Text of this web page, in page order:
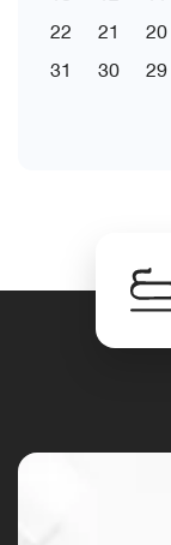
20
21
22
29
30
31